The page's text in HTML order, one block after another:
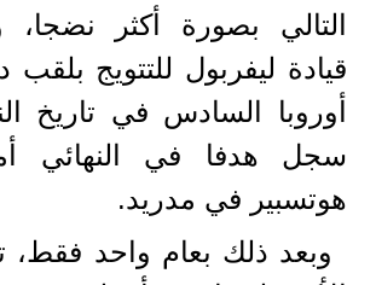
التالي بصورة أكثر
قيادة ليفربول للتتويج
أوروبا السادس في تاريخ
سجل هدفا في النهائي
هوتسبير في مدريد.
وبعد ذلك بعام واحد فقط،